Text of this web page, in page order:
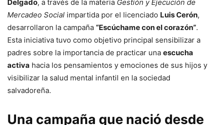
Delgado, a través de la materia Gestión y Ejecución de
Mercadeo Social impartida por el licenciado Luis Cerón,
desarrollaron la campaña “Escúchame con el corazón”.
Esta iniciativa tuvo como objetivo principal sensibilizar a
padres sobre la importancia de practicar una escucha
activa hacia los pensamientos y emociones de sus hijos y
visibilizar la salud mental infantil en la sociedad
salvadoreña.
Una campaña que nació desde